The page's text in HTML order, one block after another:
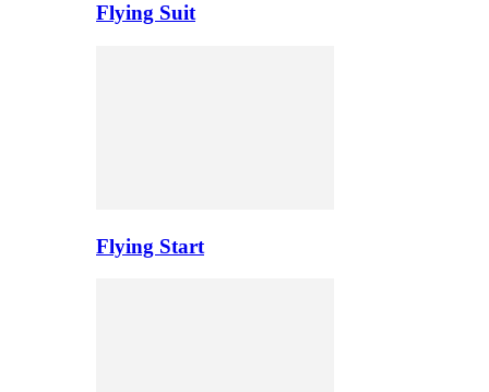
Flying Suit
Flying Start